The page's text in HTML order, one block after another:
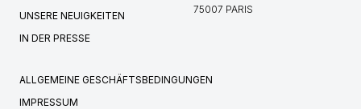
UNSERE NEUIGKEITEN
IN DER PRESSE
75007 PARIS
ALLGEMEINE GESCHÄFTSBEDINGUNGEN
IMPRESSUM